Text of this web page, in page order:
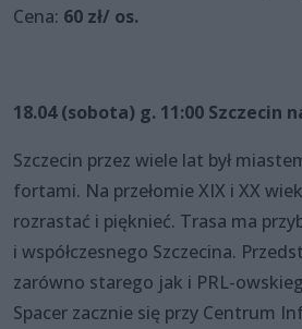
Cena: 60 zł/ os.
18.04 (sobota) g. 11:00 Szczecin
Szczecin przez wiele lat był
fortami. Na przełomie XIX i XX
rozrastać i pięknieć. Trasa ma
i współczesnego Szczecina.
zarówno starego jak i PRL-
Spacer zacznie się przy Centrum